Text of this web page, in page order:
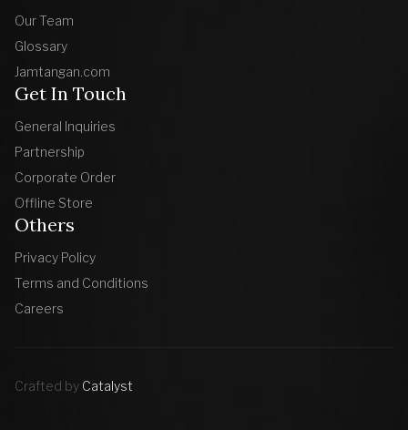
Our Team
Glossary
Jamtangan.com
Get In Touch
General Inquiries
Partnership
Corporate Order
Offline Store
Others
Privacy Policy
Terms and Conditions
Careers
Crafted by Catalyst